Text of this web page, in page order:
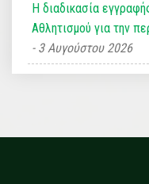
Η διαδικασία
Αθλητισμού για την
3 Αυγούστου 2026